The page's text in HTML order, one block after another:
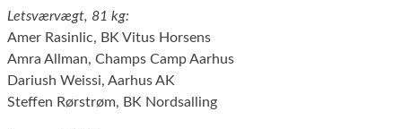
Letsværvægt, 81 kg:
Amer Rasinlic, BK Vitus Horsens
Amra Allman, Champs Camp Aarhus
Dariush Weissi, Aarhus AK
Steffen Rørstrøm, BK Nordsalling